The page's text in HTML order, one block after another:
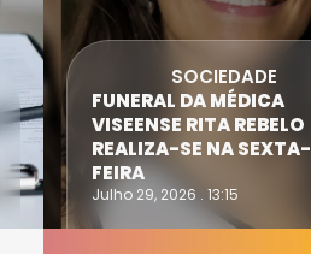
SOCIEDADE
FUNERAL DA MÉDICA
VISEENSE RITA REBELO
REALIZA-SE NA SEXTA-
FEIRA
Julho 29, 2026 . 13:15